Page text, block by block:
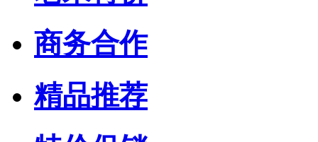
商务合作
精品推荐